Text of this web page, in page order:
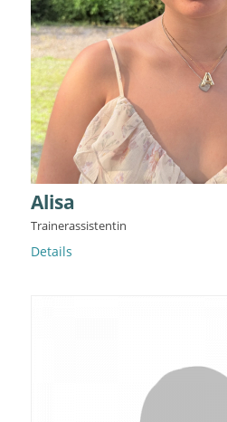
Alisa
Trainerassistentin
Details